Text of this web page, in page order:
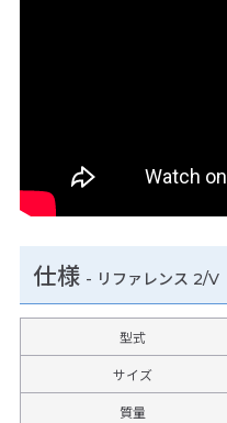
仕様 - リファレンス
型式
サイズ
質量